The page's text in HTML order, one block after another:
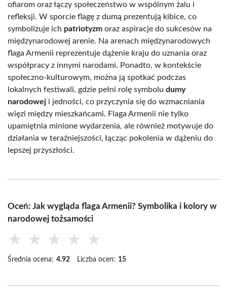
ofiarom oraz łączy społeczeństwo w wspólnym żalu i
refleksji. W sporcie flagę z dumą prezentują kibice, co
symbolizuje ich patriotyzm oraz aspiracje do sukcesów na
międzynarodowej arenie. Na arenach międzynarodowych
flaga Armenii reprezentuje dążenie kraju do uznania oraz
współpracy z innymi narodami. Ponadto, w kontekście
społeczno-kulturowym, można ją spotkać podczas
lokalnych festiwali, gdzie pełni rolę symbolu dumy
narodowej i jedności, co przyczynia się do wzmacniania
więzi między mieszkańcami. Flaga Armenii nie tylko
upamiętnia minione wydarzenia, ale również motywuje do
działania w teraźniejszości, łącząc pokolenia w dążeniu do
lepszej przyszłości.
Oceń: Jak wygląda flaga Armenii? Symbolika i kolory w
narodowej tożsamości
★ ★ ★ ★ ★
Średnia ocena: 4.92 Liczba ocen: 15